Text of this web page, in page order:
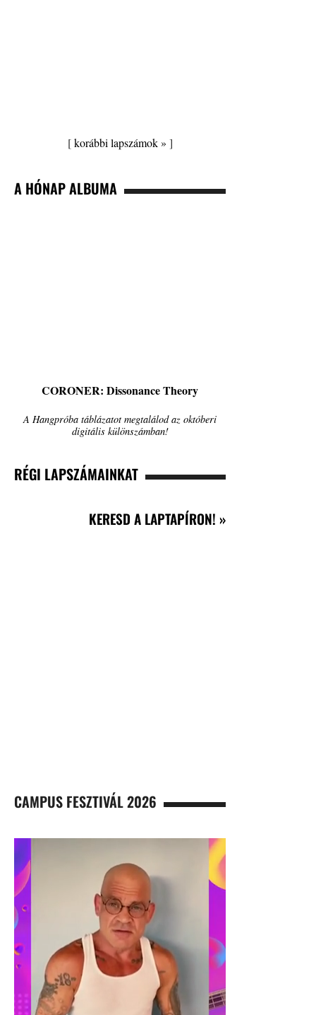
[korábbi lapszámok » ]
A HÓNAP ALBUMA
CORONER: Dissonance Theory
A Hangpróba táblázatot megtalálod az októberi
digitális különszámban!
RÉGI LAPSZÁMAINKAT
KERESD A LAPTAPÍRON! »
CAMPUS FESZTIVÁL 2026